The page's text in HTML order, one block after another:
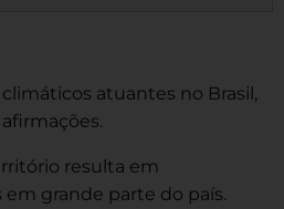
atuantes no Brasil,
resulta em
grande parte do país.